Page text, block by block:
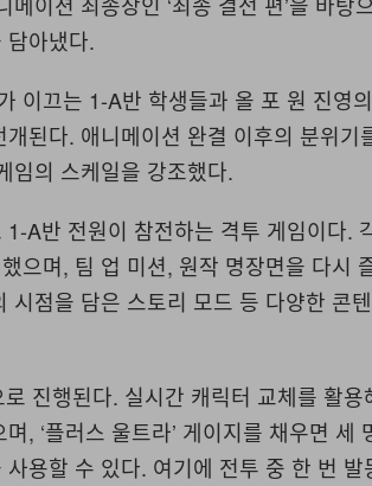
담아냈다.
이끄는 1-A반 학생들과 올 포 원 진영
된다. 애니메이션 완결 이후의 분위기
임의 스케일을 강조했다.
A반 전원이 참전하는 격투 게임이다.
으며, 팀 업 미션, 원작 명장면을 다시
시점을 담은 스토리 모드 등 다양한 콘
진행된다. 실시간 캐릭터 교체를 활용
, ‘플러스 울트라’ 게이지를 채우면 세
용할 수 있다. 여기에 전투 중 한 번 발